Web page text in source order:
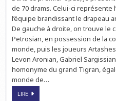
de 70 drams. Celui-ci représente
l’équipe brandissant le drapeau
De gauche à droite, on trouve le
Petrosian, en possession de la
monde, puis les joueurs
Levon Aronian, Gabriel
homonyme du grand Tigran,
monde de…
LIREECHECS